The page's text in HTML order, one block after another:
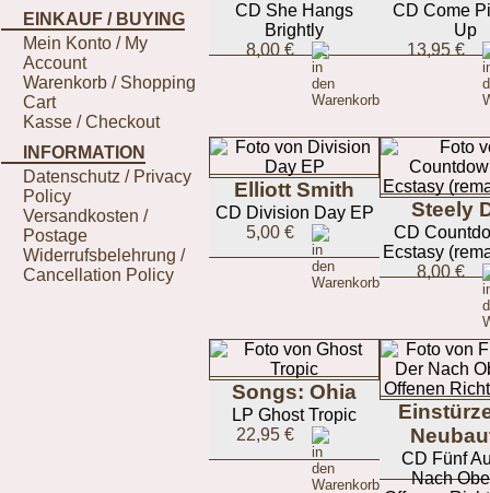
EINKAUF / BUYING
Mein Konto / My
Account
Warenkorb / Shopping
Cart
Kasse / Checkout
INFORMATION
Datenschutz / Privacy
Policy
Versandkosten /
Postage
Widerrufsbelehrung /
Cancellation Policy
CD She Hangs
Brightly
8,00 €
CD Come
Up
13,95 €
Elliott Smith
CD Division Day EP
5,00 €
Steely
CD
Ecstasy
8,00 €
Songs: Ohia
LP Ghost Tropic
22,95 €
CD Fünf
Nach